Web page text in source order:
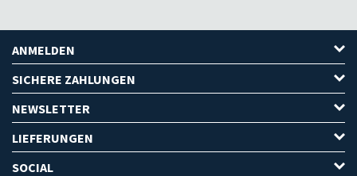
ANMELDEN
SICHERE ZAHLUNGEN
NEWSLETTER
LIEFERUNGEN
SOCIAL